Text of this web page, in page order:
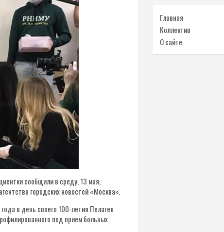
сообщили в среду, 13 мая,
городских новостей «Москва».
в день своего 100-летия Пелагея
под прием больных
Главная
Коллектив
О сайте